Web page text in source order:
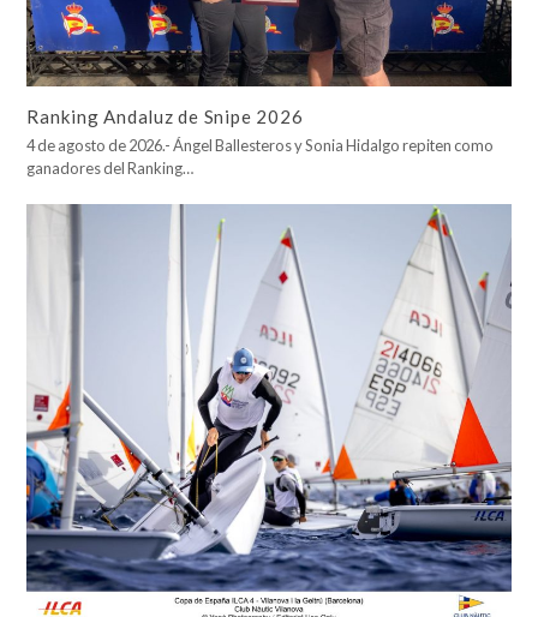
Ranking Andaluz de Snipe 2026
4 de agosto de 2026.- Ángel Ballesteros y Sonia Hidalgo repiten como
ganadores del Ranking…